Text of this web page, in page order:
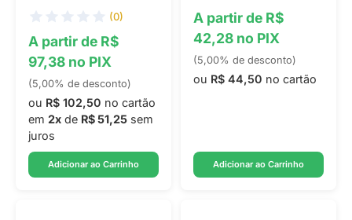
(0)
A partir de R$
97,38 no PIX
(5,00% de desconto)
ou R$ 102,50 no cartão
em 2x de R$ 51,25 sem
juros
Adicionar ao Carrinho
A partir de R$
42,28 no PIX
(5,00% de desconto)
ou R$ 44,50 no cartão
Adicionar ao Carrinho